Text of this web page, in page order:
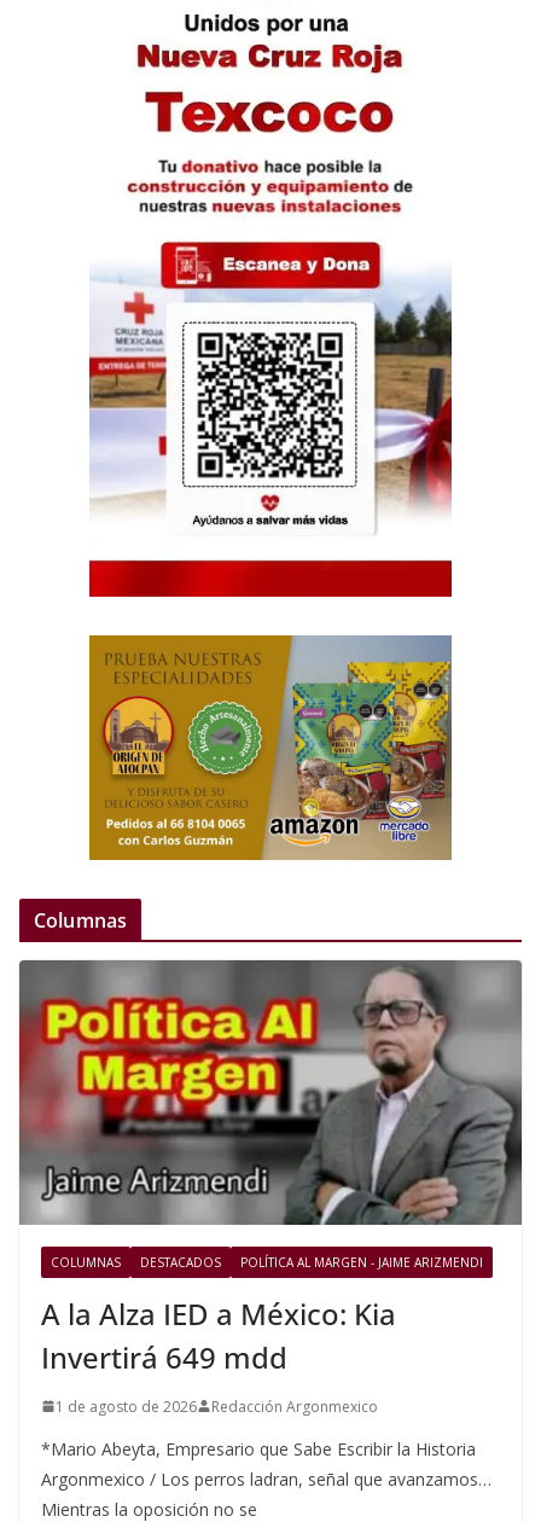
Columnas
COLUMNAS DESTACADOS POLÍTICA AL MARGEN - JAIME ARIZMENDI
A la Alza IED a México: Kia
Invertirá 649 mdd
1 de agosto de 2026 Redacción Argonmexico
*Mario Abeyta, Empresario que Sabe Escribir la Historia
Argonmexico / Los perros ladran, señal que avanzamos…
Mientras la oposición no se